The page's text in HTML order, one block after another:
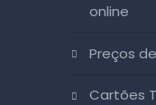
online
Preços
Cartões